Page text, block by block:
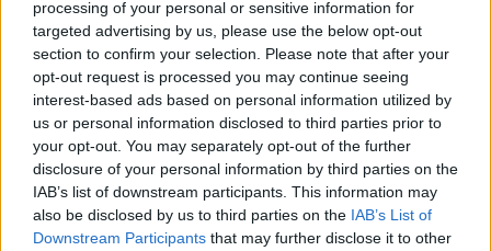
processing of your personal or sensitive information for
targeted advertising by us, please use the below opt-out
section to confirm your selection. Please note that after your
opt-out request is processed you may continue seeing
interest-based ads based on personal information utilized by
us or personal information disclosed to third parties prior to
your opt-out. You may separately opt-out of the further
disclosure of your personal information by third parties on the
IAB’s list of downstream participants. This information may
also be disclosed by us to third parties on the IAB’s List of
Downstream Participants that may further disclose it to other
ΔΙΑΦΗΜΙΣΗ